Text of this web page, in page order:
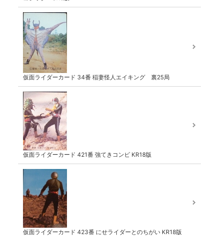
仮面ライダーカード 34番 稲妻怪人エイキング 裏25局
仮面ライダーカード 421番 強てきコンビ KR18版
仮面ライダーカード 423番 にせライダーとのちがい KR18版